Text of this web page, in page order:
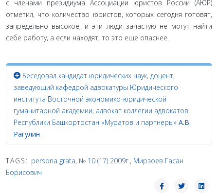
с членами президиума Ассоциации юристов России (АЮР)
отметил, что количество юристов, которых сегодня готовят,
запредельно высокое, и эти люди зачастую не могут найти
себе работу, а если находят, то это еще опаснее.
Беседовал кандидат юридических наук, доцент,
заведующий кафедрой адвокатуры Юридического
института Восточной экономико-юридической
гуманитарной академии, адвокат коллегии адвокатов
Республики Башкортостан «Муратов и партнеры» А.В.
Рагулин
TAGS: persona grata, № 10 (17) 2009г., Мирзоев Гасан
Борисович